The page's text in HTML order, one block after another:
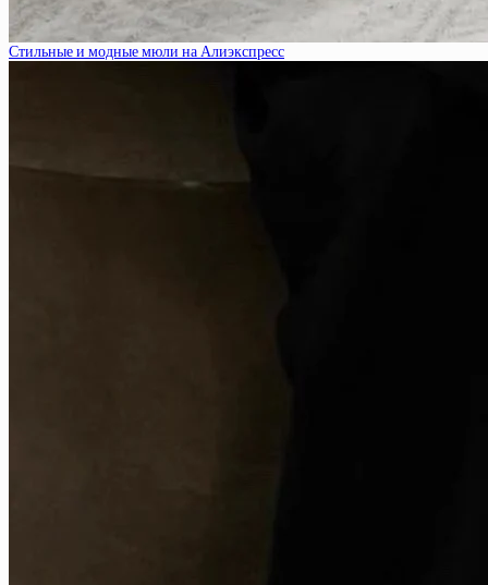
Стильные и модные мюли на Алиэкспресс